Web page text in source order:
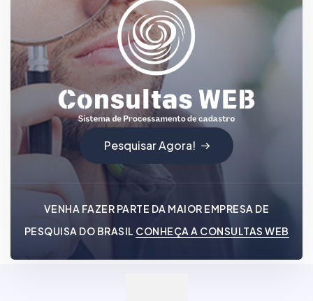
Pesquisar Agora!
VENHA FAZER PARTE DA MAIOR EMPRESA DE
PESQUISA DO BRASIL CONHEÇA A CONSULTAS WEB